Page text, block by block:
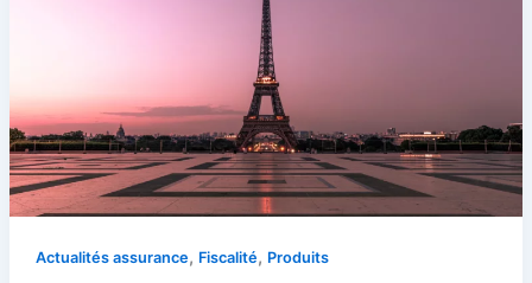
Actualités assurance, Fiscalité, Produits